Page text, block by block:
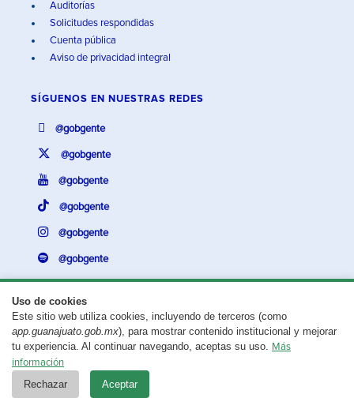
Uso de cookies
Este sitio web utiliza cookies, incluyendo de terceros (como
app.guanajuato.gob.mx), para mostrar contenido institucional y mejorar
tu experiencia. Al continuar navegando, aceptas su uso. Más
información
Rechazar Aceptar
Auditorías
Solicitudes respondidas
Cuenta pública
Aviso de privacidad integral
SÍGUENOS EN NUESTRAS REDES
@gobgente
@gobgente
@gobgente
@gobgente
@gobgente
@gobgente
¿Existe algún problema con esta página?Repórtalo aquí.
Aviso legal